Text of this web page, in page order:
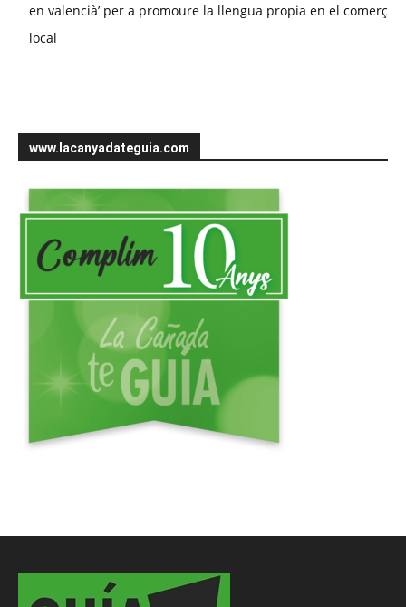
en valencià’ per a promoure la llengua propia en el comerç
local
www.lacanyadateguia.com